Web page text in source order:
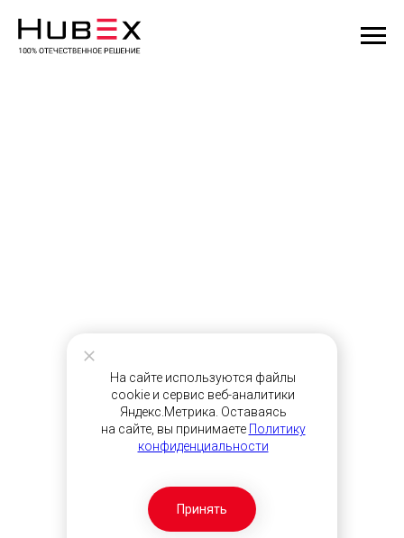
Принять
На сайте используются файлы
cookie и сервис веб-аналитики
Яндекс.Метрика. Оставаясь
на сайте, вы принимаете Политику
конфиденциальности